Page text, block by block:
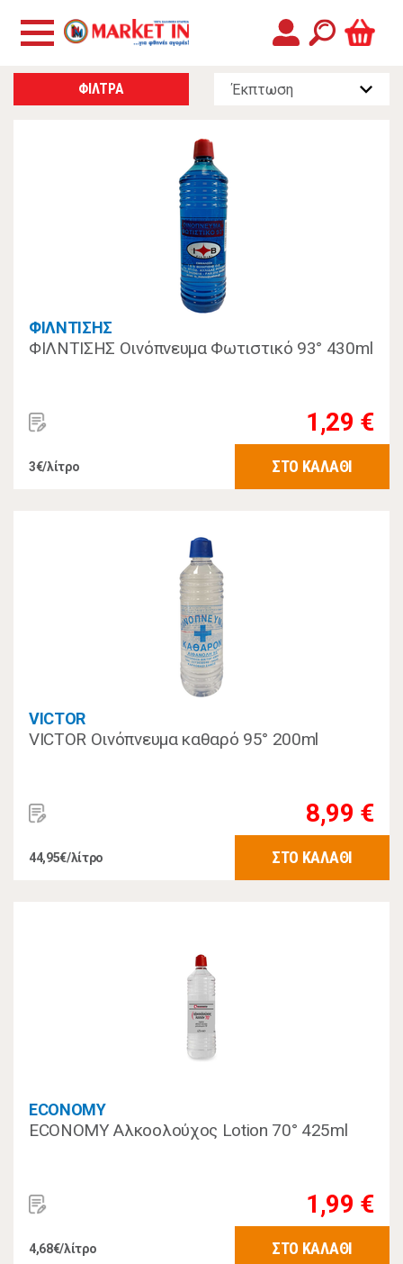
ΦΙΛΤΡΑ
ΦΙΛΝΤΙΣΗΣ
ΦΙΛΝΤΙΣΗΣ Οινόπνευμα Φωτιστικό 93° 430ml
1,29 €
3€/λίτρο ΣΤΟ ΚΑΛΑΘΙ
VICTOR
VICTOR Οινόπνευμα καθαρό 95° 200ml
8,99 €
44,95€/λίτρο ΣΤΟ ΚΑΛΑΘΙ
ECONOMY
ECONOMY Αλκοολούχος Lotion 70° 425ml
1,99 €
4,68€/λίτρο ΣΤΟ ΚΑΛΑΘΙ